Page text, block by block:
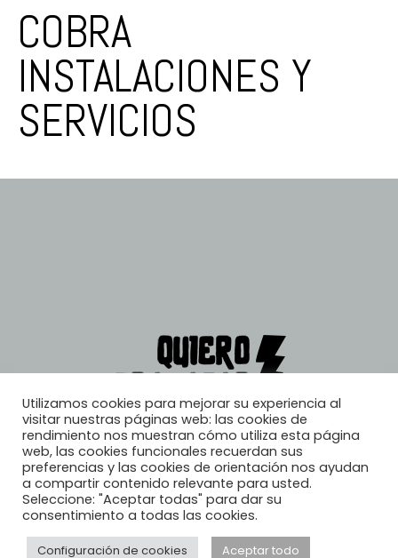
COBRA
INSTALACIONES Y
SERVICIOS
© 2026, Quiero Trabajar
Utilizamos cookies para mejorar su experiencia al
visitar nuestras páginas web: las cookies de
rendimiento nos muestran cómo utiliza esta página
web, las cookies funcionales recuerdan sus
preferencias y las cookies de orientación nos ayudan
a compartir contenido relevante para usted.
Seleccione: "Aceptar todas" para dar su
consentimiento a todas las cookies.
Configuración de cookies Aceptar todo